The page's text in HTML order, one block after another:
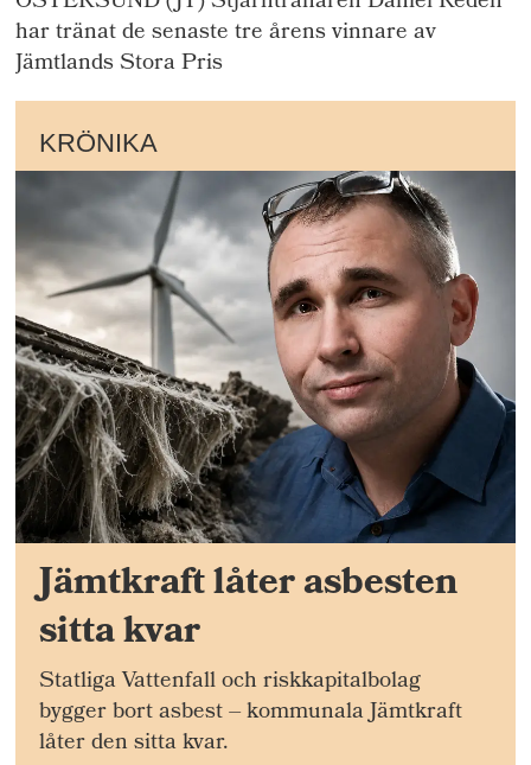
har tränat de senaste tre årens vinnare av
Jämtlands Stora Pris
KRÖNIKA
Jämtkraft låter asbesten
sitta kvar
Statliga Vattenfall och riskkapitalbolag
bygger bort asbest – kommunala Jämtkraft
låter den sitta kvar.